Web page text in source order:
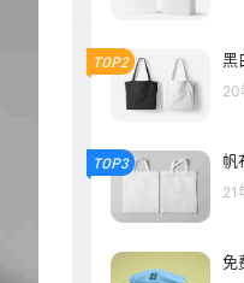
TOP2 黑
20
TOP3 帆
21
免